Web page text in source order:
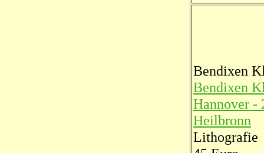
Bendixen
Bendixen
Hannover -
Heilbronn
Lithografie